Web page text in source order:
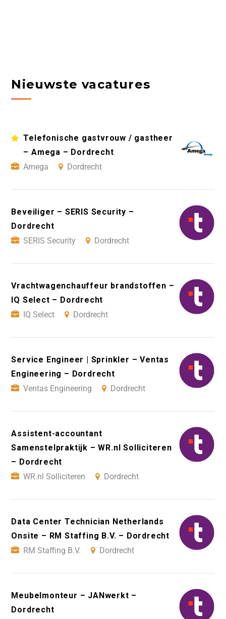
Nieuwste vacatures
Telefonische gastvrouw / gastheer
– Amega – Dordrecht
Amega
Dordrecht
Beveiliger – SERIS Security –
Dordrecht
SERIS Security
Dordrecht
Vrachtwagenchauffeur brandstoffen –
IQ Select – Dordrecht
IQ Select
Dordrecht
Service Engineer | Sprinkler – Ventas
Engineering – Dordrecht
Ventas Engineering
Dordrecht
Assistent-accountant
Samenstelpraktijk – WR.nl Solliciteren
– Dordrecht
WR.nl Solliciteren
Dordrecht
Data Center Technician Netherlands
Onsite – RM Staffing B.V. – Dordrecht
RM Staffing B.V.
Dordrecht
Meubelmonteur – JANwerkt –
Dordrecht